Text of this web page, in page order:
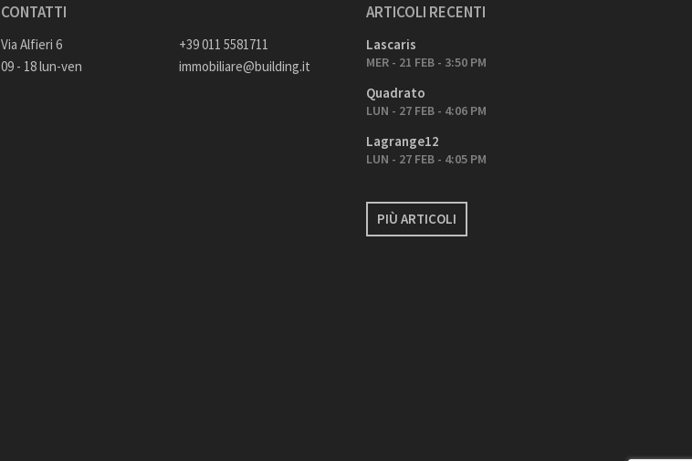
CONTATTI
Via Alfieri 6
09 - 18 lun-ven
+39 011 5581711
immobiliare@building.it
ARTICOLI RECENTI
Lascaris
MER - 21 FEB - 3:50 PM
Quadrato
LUN - 27 FEB - 4:06 PM
Lagrange12
LUN - 27 FEB - 4:05 PM
PIÙ ARTICOLI